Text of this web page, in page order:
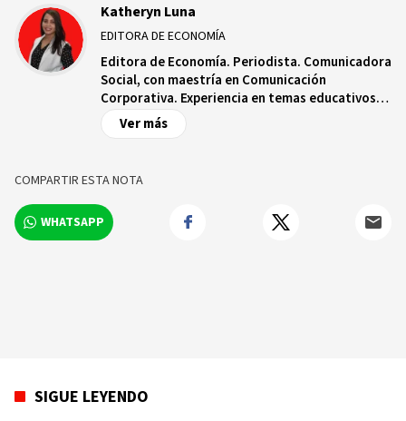
Katheryn Luna
EDITORA DE ECONOMÍA
Editora de Economía. Periodista. Comunicadora
Social, con maestría en Comunicación
Corporativa. Experiencia en temas educativos,
salud, turismo, tránsito, transporte, gestión de
desechos, agua y economía. Premios AIRD,
Ver más
COMPARTIR ESTA NOTA
WHATSAPP
SIGUE LEYENDO